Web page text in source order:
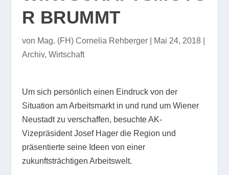
R BRUMMT
von Mag. (FH) Cornelia Rehberger| Mai 24, 2018|
Archiv, Wirtschaft
Um sich persönlich einen Eindruck von der
Situation am Arbeitsmarkt in und rund um Wiener
Neustadt zu verschaffen, besuchte AK-
Vizepräsident Josef Hager die Region und
präsentierte seine Ideen von einer
zukunftsträchtigen Arbeitswelt.